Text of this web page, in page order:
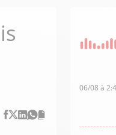
06/08 à